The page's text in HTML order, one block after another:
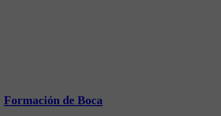
Formación de Boca